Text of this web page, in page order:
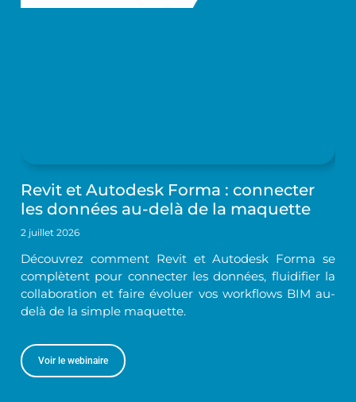
Revit et Autodesk Forma : connecter
les données au-delà de la maquette
2 juillet 2026
Découvrez comment Revit et Autodesk Forma se
complètent pour connecter les données, fluidifier la
collaboration et faire évoluer vos workflows BIM au-
delà de la simple maquette.
Voir le webinaire